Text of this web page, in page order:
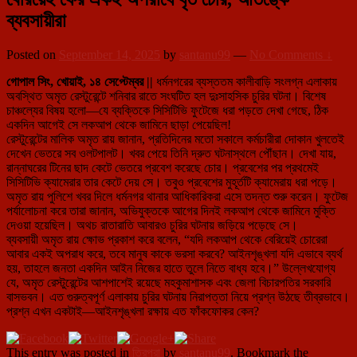
ব্যবসায়ীরা
Posted on September 14, 2025 by santanu99 — No Comments ↓
গোপাল সিং, খোয়াই, ১৪ সেপ্টেম্বর || ধর্মনগরের ব্যস্ততম কালীবাড়ি সংলগ্ন এলাকায়
অবস্থিত অমৃত রেস্টুরেন্টে শনিবার রাতে সংঘটিত হল দুঃসাহসিক চুরির ঘটনা। বিশেষ
চাঞ্চল্যের বিষয় হলো—যে ব্যক্তিকে সিসিটিভি ফুটেজে ধরা পড়তে দেখা গেছে, ঠিক
একদিন আগেই সে লকআপ থেকে জামিনে ছাড়া পেয়েছিল!
রেস্টুরেন্টের মালিক অমৃত রায় জানান, প্রতিদিনের মতো সকালে কর্মচারীরা দোকান খুলতেই
দেখেন ভেতরে সব ওলটপালট। খবর পেয়ে তিনি দ্রুত ঘটনাস্থলে পৌঁছান। দেখা যায়,
রান্নাঘরের টিনের ছাদ কেটে ভেতরে প্রবেশ করেছে চোর। প্রবেশের পর প্রথমেই
সিসিটিভি ক্যামেরার তার কেটে দেয় সে। তবুও প্রবেশের মুহূর্তটি ক্যামেরায় ধরা পড়ে।
অমৃত রায় পুলিশে খবর দিলে ধর্মনগর থানার আধিকারিকরা এসে তদন্ত শুরু করেন। ফুটেজ
পর্যালোচনা করে তারা জানান, অভিযুক্তকে আগের দিনই লকআপ থেকে জামিনে মুক্তি
দেওয়া হয়েছিল। অথচ রাতারাতি আবারও চুরির ঘটনায় জড়িয়ে পড়েছে সে।
ব্যবসায়ী অমৃত রায় ক্ষোভ প্রকাশ করে বলেন, “যদি লকআপ থেকে বেরিয়েই চোরেরা
আবার একই অপরাধ করে, তবে মানুষ কাকে ভরসা করবে? আইনশৃঙ্খলা যদি এভাবে ব্যর্থ
হয়, তাহলে জনতা একদিন আইন নিজের হাতে তুলে নিতে বাধ্য হবে।” উল্লেখযোগ্য
যে, অমৃত রেস্টুরেন্টের আশপাশেই রয়েছে মহকুমাশাসক এবং জেলা বিচারপতির সরকারি
বাসভবন। এত গুরুত্বপূর্ণ এলাকায় চুরির ঘটনায় নিরাপত্তা নিয়ে প্রশ্ন উঠছে তীব্রভাবে।
প্রশ্ন এখন একটাই—আইনশৃঙ্খলা রক্ষায় এত ফাঁকফোকর কেন?
This entry was posted in ত্রিপুরা by santanu99. Bookmark the